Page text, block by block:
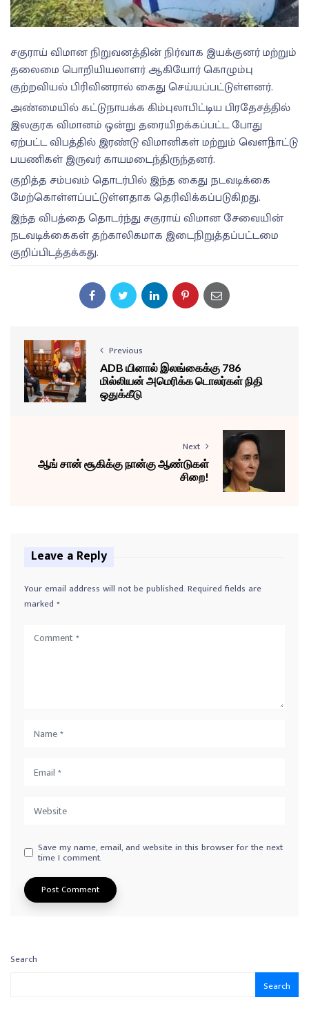
சகுராய் விமான நிறுவனத்தின் நிர்வாக இயக்குனர் மற்றும்
தலைமை பொறியியலாளர் ஆகியோர் கொழும்பு
குற்றவியல் பிரிவினரால் கைது செய்யப்பட்டுள்ளனர்.
அண்மையில் கட்டுநாயக்க கிம்புலாபிட்டிய பிரதேசத்தில்
இலகுரக விமானம் ஒன்று தரையிறக்கப்பட்ட போது
ஏற்பட்ட விபத்தில் இரண்டு விமானிகள் மற்றும் வௌிநாட்டு
பயணிகள் இருவர் காயமடைந்திருந்தனர்.
குறித்த சம்பவம் தொடர்பில் இந்த கைது நடவடிக்கை
மேற்கொள்ளப்பட்டுள்ளதாக தெரிவிக்கப்படுகிறது.
இந்த விபத்தை தொடர்ந்து சகுராய் விமான சேவையின்
நடவடிக்கைகள் தற்காலிகமாக இடைநிறுத்தப்பட்டமை
குறிப்பிடத்தக்கது.
Previous
ADB யினால் இலங்கைக்கு 786
மில்லியன் அமெரிக்க டொலர்கள் நிதி
ஒதுக்கீடு
Next
ஆங் சான் சூகிக்கு நான்கு ஆண்டுகள்
சிறை!
Leave a Reply
Your email address will not be published.Required fields are
marked *
Save my name, email, and website in this browser for the next
time I comment.
Search
Search